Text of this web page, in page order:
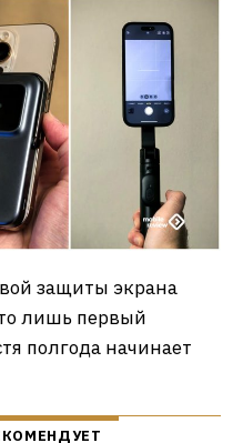
защиты экрана
лишь первый
полгода начинает